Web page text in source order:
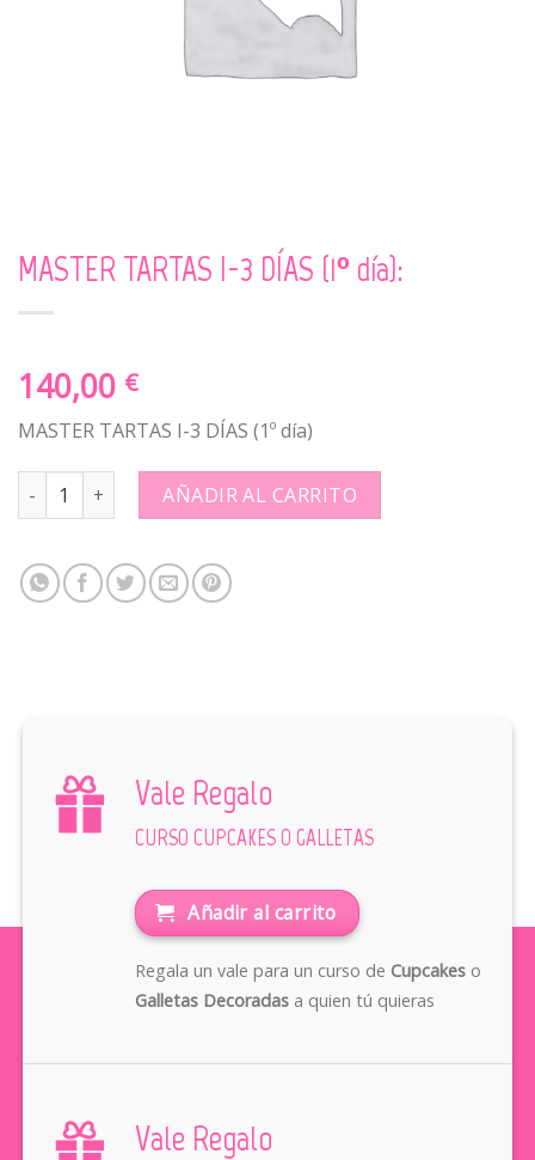
MASTER TARTAS I-3 DÍAS (1º día):
140,00 €
MASTER TARTAS I-3 DÍAS (1º día)
MASTER TARTAS I-3 DÍAS (1º día): quantity
AÑADIR AL CARRITO
Vale Regalo
CURSO CUPCAKES O GALLETAS
Añadir al carrito
Regala un vale para un curso de Cupcakeso
Galletas Decoradasa quien tú quieras
Vale Regalo